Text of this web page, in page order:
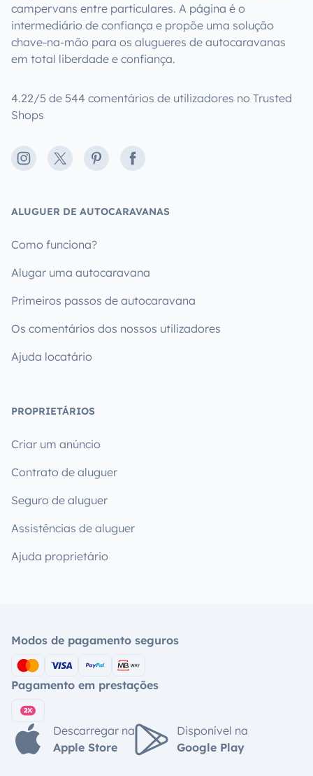
campervans entre particulares. A página é o
intermediário de confiança e propõe uma solução
chave-na-mão para os alugueres de autocaravanas
em total liberdade e confiança.
4.22/5 de 544 comentários de utilizadores no Trusted
Shops
Instagram
X PinterestFacebook
ALUGUER DE AUTOCARAVANAS
Como funciona?
Alugar uma autocaravana
Primeiros passos de autocaravana
Os comentários dos nossos utilizadores
Ajuda locatário
PROPRIETÁRIOS
Criar um anúncio
Contrato de aluguer
Seguro de aluguer
Assistências de aluguer
Ajuda proprietário
Modos de pagamento seguros
Pagamento em prestações
Descarregar na
Apple Store
Disponível na
Google Play